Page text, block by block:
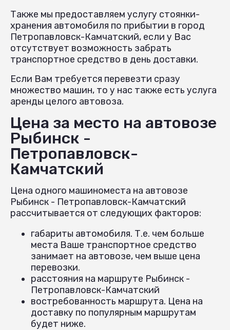
Также мы предоставляем услугу стоянки-
хранения автомобиля по прибытии в город
Петропавловск-Камчатский, если у Вас
отсутствует возможность забрать
транспортное средство в день доставки.
Если Вам требуется перевезти сразу
множество машин, то у нас также есть услуга
аренды целого автовоза.
Цена за место на автовозе
Рыбинск -
Петропавловск-
Камчатский
Цена одного машиноместа на автовозе
Рыбинск - Петропавловск-Камчатский
рассчитывается от следующих факторов:
габариты автомобиля. Т.е. чем больше
места Ваше транспортное средство
занимает на автовозе, чем выше цена
перевозки.
расстояния на маршруте Рыбинск -
Петропавловск-Камчатский
востребованность маршрута. Цена на
доставку по популярным маршрутам
будет ниже.